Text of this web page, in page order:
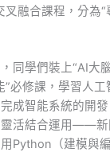
叉融合課程，分為
同學們裝上“AI大
”必修課，學習人
成智能系統的開
活結合運用——新
Python（建模與